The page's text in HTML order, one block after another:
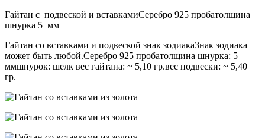
Гайтан с подвеской и вставкамиСеребро 925 пробатолщина
шнурка 5 мм
Гайтан со вставками и подвеской знак зодиакаЗнак зодиака
может быть любой.Серебро 925 пробатолщина шнурка: 5
ммшнурок: шелк вес гайтана: ~ 5,10 гр.вес подвески: ~ 5,40
гр.